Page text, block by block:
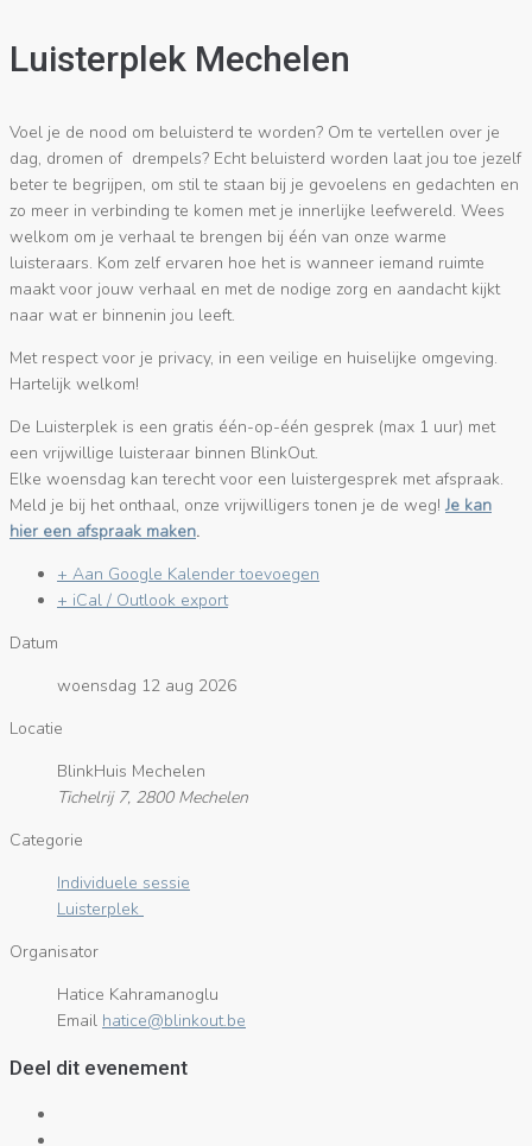
Luisterplek Mechelen
Voel je de nood om beluisterd te worden? Om te vertellen over je
dag, dromen of drempels? Echt beluisterd worden laat jou toe jezelf
beter te begrijpen, om stil te staan bij je gevoelens en gedachten en
zo meer in verbinding te komen met je innerlijke leefwereld. Wees
welkom om je verhaal te brengen bij één van onze warme
luisteraars. Kom zelf ervaren hoe het is wanneer iemand ruimte
maakt voor jouw verhaal en met de nodige zorg en aandacht kijkt
naar wat er binnenin jou leeft.
Met respect voor je privacy, in een veilige en huiselijke omgeving.
Hartelijk welkom!
De Luisterplek is een gratis één-op-één gesprek (max 1 uur) met
een vrijwillige luisteraar binnen BlinkOut.
Elke woensdag kan terecht voor een luistergesprek met afspraak.
Meld je bij het onthaal, onze vrijwilligers tonen je de weg!Je kan
hier een afspraak maken.
+ Aan Google Kalender toevoegen
+ iCal / Outlook export
Datum
woensdag 12 aug 2026
Locatie
BlinkHuis Mechelen
Tichelrij 7, 2800 Mechelen
Categorie
Individuele sessie
Luisterplek
Organisator
Hatice Kahramanoglu
Email eb.tuoknilb@ecitah
Deel dit evenement